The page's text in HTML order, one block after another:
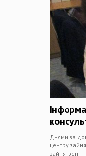
Днями за
центру
зайнятості